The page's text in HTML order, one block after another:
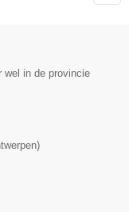
wel in de provincie
)